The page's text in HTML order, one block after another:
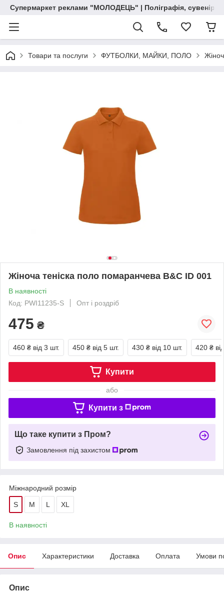
Супермаркет реклами "МОЛОДЕЦЬ" | Поліграфія, сувенірна
Товари та послуги ФУТБОЛКИ, МАЙКИ, ПОЛО
Жіноча теніска поло помаранчева B&C ID 001
В наявності
Код: PWI11235-S
Опт і роздріб
475 ₴
460 ₴ від 3 шт. 450 ₴ від 5 шт. 430 ₴ від 10 шт. 420 ₴
Купити
або
Купити з
Що таке купити з Пром?
Замовлення під захистом
Міжнародний розмір
S M L XL
В наявності
Опис Характеристики Доставка Оплата Умови
Опис